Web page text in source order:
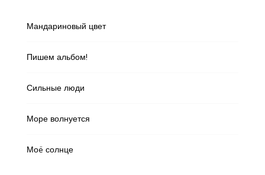
Мандариновый цвет
Пишем альбом!
Сильные люди
Море волнуется
Моë солнце